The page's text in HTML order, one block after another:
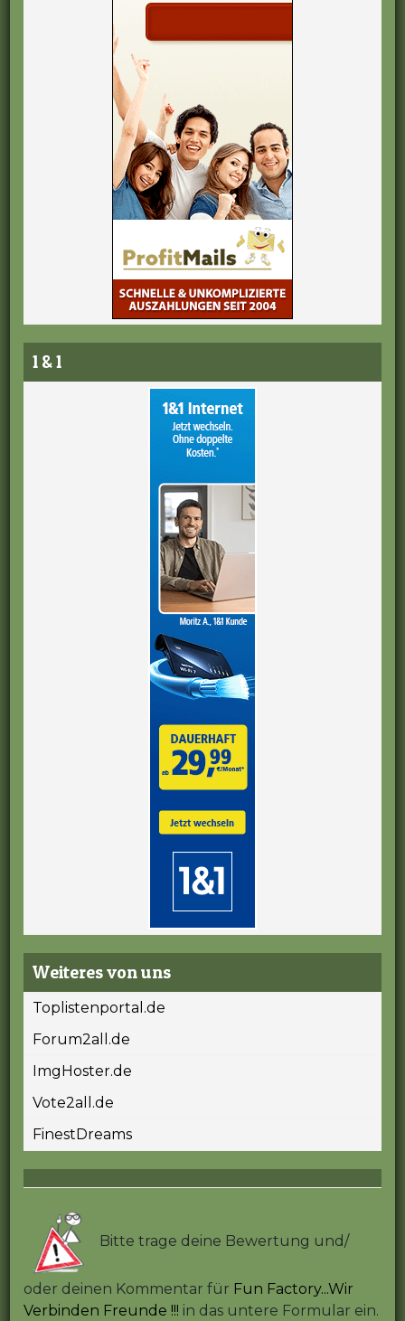
1 & 1
Weiteres von uns
Toplistenportal.de
Forum2all.de
ImgHoster.de
Vote2all.de
FinestDreams
Bitte trage deine Bewertung und/
oder deinen Kommentar für Fun Factory...Wir
Verbinden Freunde !!! in das untere Formular ein.